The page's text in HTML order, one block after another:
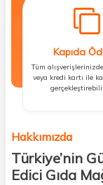
Kapıda
Tüm
veya kredi kartı ile
Hakkımızda
Türkiye’nin
Edici Gıda